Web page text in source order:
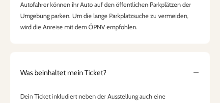
Autofahrer können ihr Auto auf den öffentlichen Parkplätzen der
Umgebung parken. Um die lange Parkplatzsuche zu vermeiden,
wird die Anreise mit dem ÖPNV empfohlen.
Was beinhaltet mein Ticket?
Dein Ticket inkludiert neben der Ausstellung auch eine